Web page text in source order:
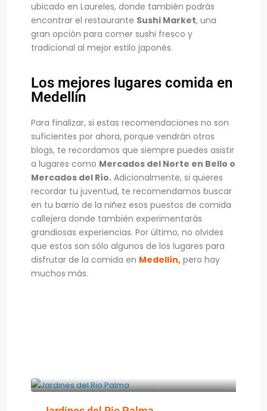
ubicado en Laureles, donde también podrás
encontrar el restaurante Sushi Market, una
gran opción para comer sushi fresco y
tradicional al mejor estilo japonés.
Los mejores lugares comida en
Medellín
Para finalizar, si estas recomendaciones no son
suficientes por ahora, porque vendrán otros
blogs, te recordamos que siempre puedes asistir
a lugares como Mercados del Norte en Bello o
Mercados del Río. Adicionalmente, si quieres
recordar tu juventud, te recomendamos buscar
en tu barrio de la niñez esos puestos de comida
callejera donde también experimentarás
grandiosas experiencias. Por último, no olvides
que estos son sólo algunos de los lugares para
disfrutar de la comida en Medellín, pero hay
muchos más.